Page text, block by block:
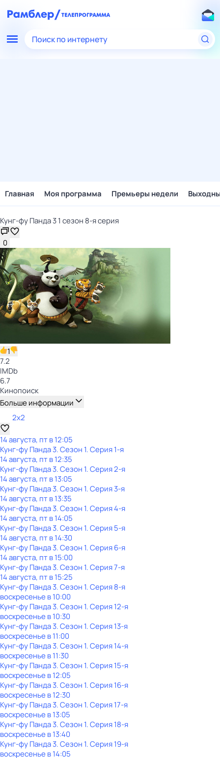
Поиск по интернету
Главная Моя программа Премьеры недели
Кунг-фу Панда 3 1 сезон 8-я серия
0
1
7.2
IMDb
6.7
Кинопоиск
Больше информации
2x2
14 августа, пт в 12:05
Кунг-фу Панда 3. Сезон 1. Серия 1-я
14 августа, пт в 12:35
Кунг-фу Панда 3. Сезон 1. Серия 2-я
14 августа, пт в 13:05
Кунг-фу Панда 3. Сезон 1. Серия 3-я
14 августа, пт в 13:35
Кунг-фу Панда 3. Сезон 1. Серия 4-я
14 августа, пт в 14:05
Кунг-фу Панда 3. Сезон 1. Серия 5-я
14 августа, пт в 14:30
Кунг-фу Панда 3. Сезон 1. Серия 6-я
14 августа, пт в 15:00
Кунг-фу Панда 3. Сезон 1. Серия 7-я
14 августа, пт в 15:25
Кунг-фу Панда 3. Сезон 1. Серия 8-я
воскресенье в10:00
Кунг-фу Панда 3. Сезон 1. Серия 12-я
воскресенье в10:30
Кунг-фу Панда 3. Сезон 1. Серия 13-я
воскресенье в11:00
Кунг-фу Панда 3. Сезон 1. Серия 14-я
воскресенье в11:30
Кунг-фу Панда 3. Сезон 1. Серия 15-я
воскресенье в12:05
Кунг-фу Панда 3. Сезон 1. Серия 16-я
воскресенье в12:30
Кунг-фу Панда 3. Сезон 1. Серия 17-я
воскресенье в13:05
Кунг-фу Панда 3. Сезон 1. Серия 18-я
воскресенье в13:40
Кунг-фу Панда 3. Сезон 1. Серия 19-я
воскресенье в14:05